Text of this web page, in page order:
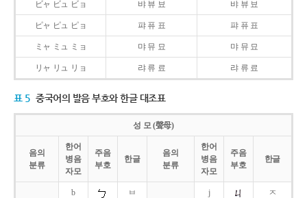
ビャ ビュ ビョ 뱌 뷰 뵤 뱌 뷰 뵤
ピャ ピュ ピョ 퍄 퓨 표 퍄 퓨 표
ミャ ミュ ミョ 먀 뮤 묘 먀 뮤 묘
リャ リュ リョ 랴 류 료 랴 류 료
표 5 중국어의 발음 부호와 한글 대조표
성 모 (聲母)
음의
분류
한어
병음
자모
주음
부호
한글
음의
분류
한어
병음
자모
주음
부호
한글
b
ㅂ
j ㅈ